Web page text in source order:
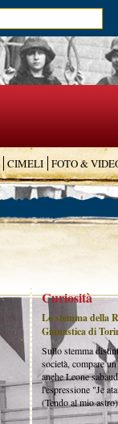
CIMELI FOTO &
Curiosità
Lo stemma della
Ginnastica di
Sullo stemma
società, compare
anche Leone
l'espressione "Je
(Tendo al mio